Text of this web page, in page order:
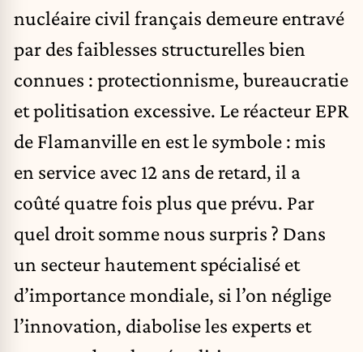
nucléaire civil français demeure entravé
par des faiblesses structurelles bien
connues : protectionnisme, bureaucratie
et politisation excessive. Le réacteur EPR
de Flamanville en est le symbole : mis
en service avec 12 ans de retard, il a
coûté quatre fois plus que prévu. Par
quel droit somme nous surpris ? Dans
un secteur hautement spécialisé et
d’importance mondiale, si l’on néglige
l’innovation, diabolise les experts et